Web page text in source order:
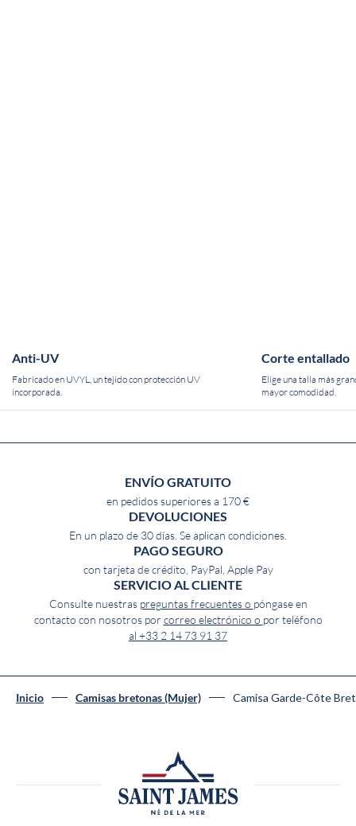
Anti-UV
Fabricado en UVYL, un tejido con protección UV
incorporada.
Corte entallado
Elige una talla más
mayor comodidad.
ENVÍO GRATUITO
en pedidos superiores a 170 €
DEVOLUCIONES
En un plazo de 30 días. Se aplican condiciones.
PAGO SEGURO
con tarjeta de crédito, PayPal, Apple Pay
SERVICIO AL CLIENTE
Consulte nuestras preguntas frecuentes o póngase en
contacto con nosotros por correo electrónico o por teléfono
al +33 2 14 73 91 37
Inicio Camisas bretonas (Mujer) Camisa Garde-Côte